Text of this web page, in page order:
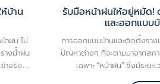
บ้าน
าฝน ไม่
างน้ำฝน
จริงๆ
รับมือหน้าฝนให้อยู่หมัด!
และออกแบบ
การออกแบบบ้านและติดตั้งรา
ปัญหาต่างๆ ที่จะตามมาจากสภ
เฉพาะ “หน้าฝน” ซึ่งมีระยะ